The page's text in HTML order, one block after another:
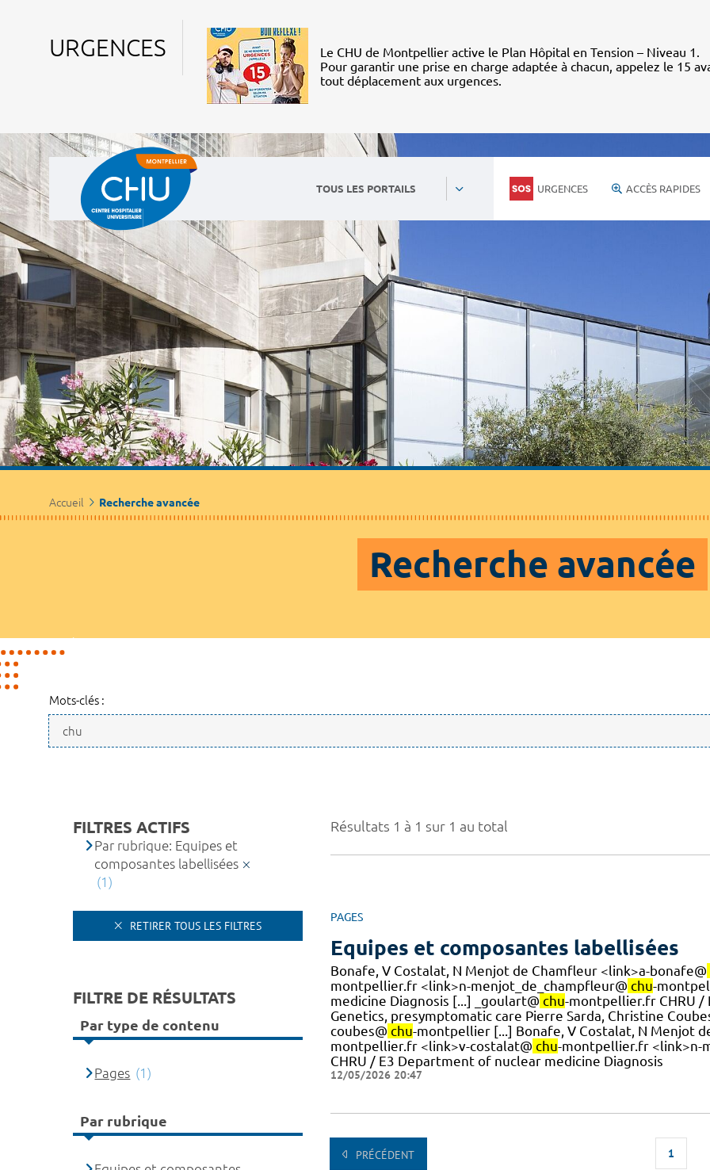
URGENCES
Le CHU de Montpellier active le Plan Hôpital en Tension – Niveau 1.
Pour garantir une prise en charge adaptée à chacun, appelez le 15
tout déplacement aux urgences.
TOUS LES PORTAILS URGENCES ACCÈS RAPIDES
Accueil Recherche avancée
Recherche avancée
Mots-clés :
Résultats 1 à 1 sur 1 au total
PAGES
Equipes et composantes labellisées
Bonafe, V Costalat, N Menjot de Chamfleur <link>a-bonafe@
montpellier.fr <link>n-menjot_de_champfleur@ chu-
medicine Diagnosis [...] _goulart@ chu-montpellier.fr CHRU /
Genetics, presymptomatic care Pierre Sarda, Christine
coubes@ chu-montpellier [...] Bonafe, V Costalat, N Menjot
montpellier.fr <link>v-costalat@ chu-montpellier.fr <link>n-
CHRU / E3 Department of nuclear medicine Diagnosis
12/05/2026 20:47
PRÉCÉDENT 1
FILTRES ACTIFS
Par rubrique: Equipes et
composantes labellisées
(1)
RETIRER TOUS LES FILTRES
FILTRE DE RÉSULTATS
Par type de contenu
Pages (1)
Par rubrique